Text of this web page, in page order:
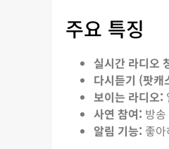
주요 특징
실시간 라디오
다시듣기 (팟캐
보이는 라디오:
사연 참여: 방
알림 기능: 좋